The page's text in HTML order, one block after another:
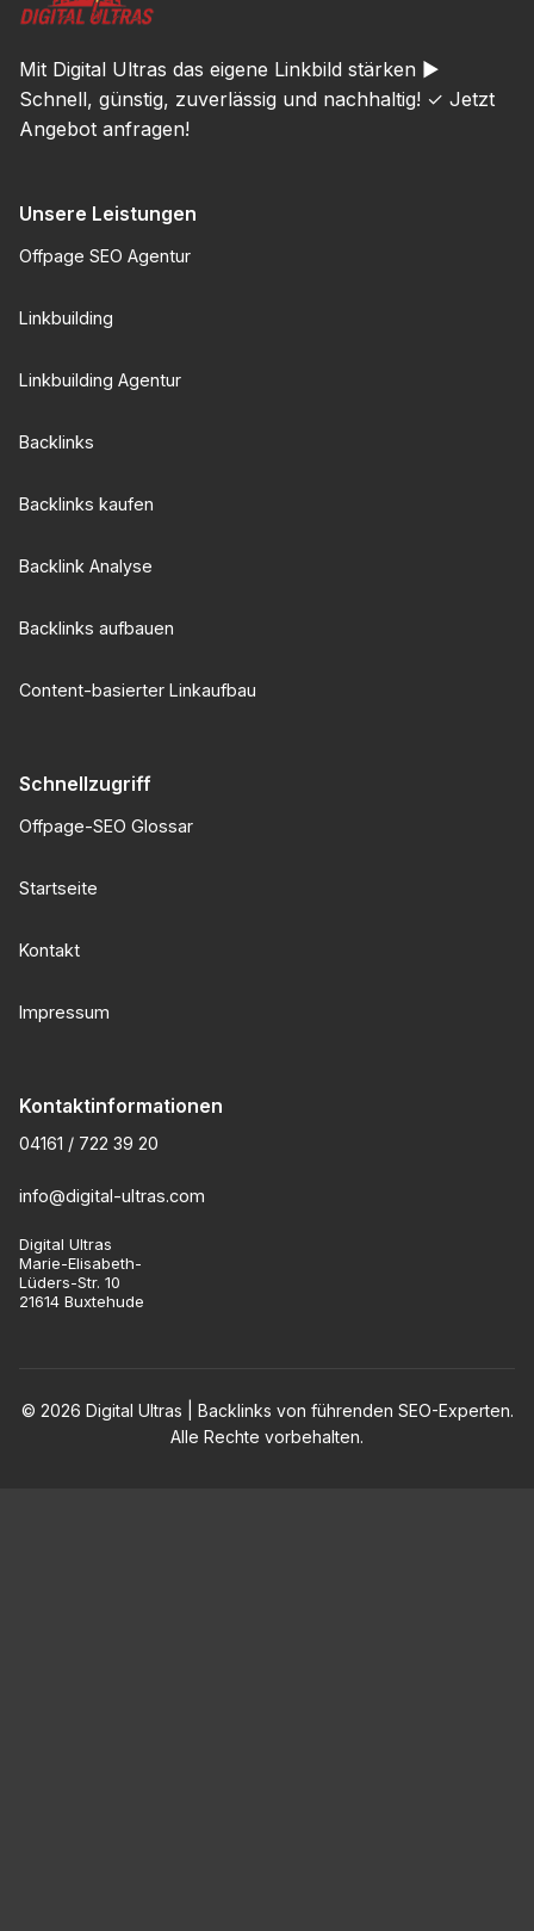
Mit Digital Ultras das eigene Linkbild stärken ►
Schnell, günstig, zuverlässig und nachhaltig! ✓ Jetzt
Angebot anfragen!
Unsere Leistungen
Offpage SEO Agentur
Linkbuilding
Linkbuilding Agentur
Backlinks
Backlinks kaufen
Backlink Analyse
Backlinks aufbauen
Content-basierter Linkaufbau
Schnellzugriff
Offpage-SEO Glossar
Startseite
Kontakt
Impressum
Kontaktinformationen
04161 / 722 39 20
info@digital-ultras.com
Digital Ultras
Marie-Elisabeth-
Lüders-Str. 10
21614 Buxtehude
© 2026 Digital Ultras | Backlinks von führenden SEO-Experten.
Alle Rechte vorbehalten.